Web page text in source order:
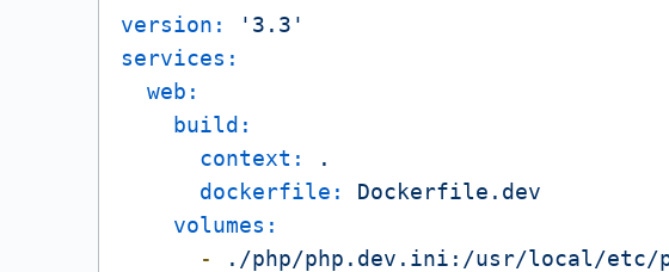
version:
'3.3'
services:
web:
build:
context:
.
dockerfile:
Dockerfile.dev
volumes:
-
./php/php.dev.ini:/usr/local/etc/